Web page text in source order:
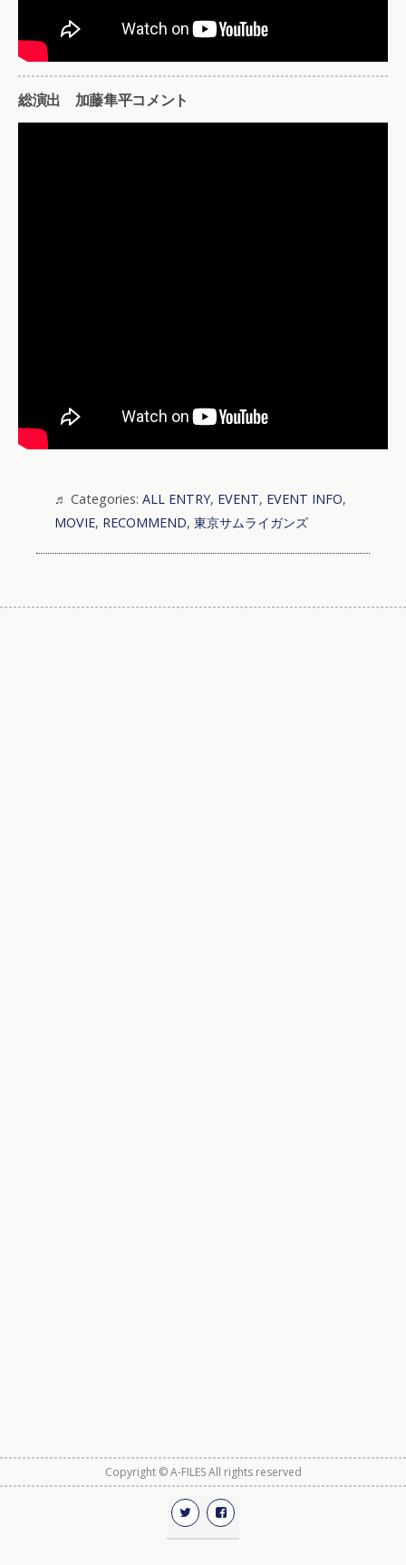
総演出 加藤隼平コメント
Categories: ALL ENTRY, EVENT, EVENT INFO,
MOVIE, RECOMMEND, 東京サムライガンズ
Copyright © A-FILES All rights reserved